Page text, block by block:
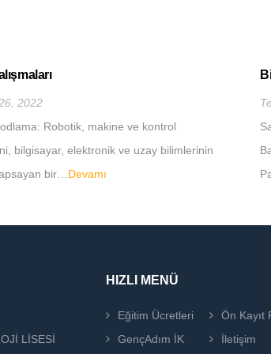
2022
Robotik, makine ve kontrol
bilgisayar, elektronik ve uzay bilimlerinin
bir… Devamı
LİSESİ
HIZLI MENÜ
Eğitim Ücretleri
Ön Kayıt
GençAdım İK
İletişim